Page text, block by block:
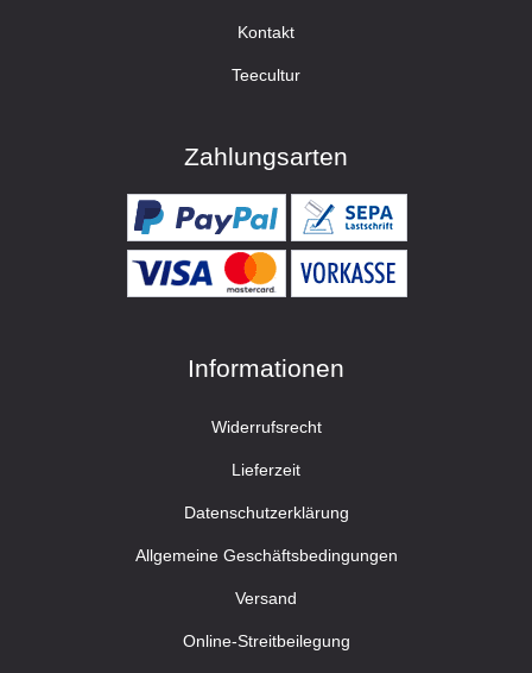
Kontakt
Teecultur
Zahlungsarten
Informationen
Widerrufsrecht
Lieferzeit
Datenschutzerklärung
Allgemeine Geschäftsbedingungen
Versand
Online-Streitbeilegung